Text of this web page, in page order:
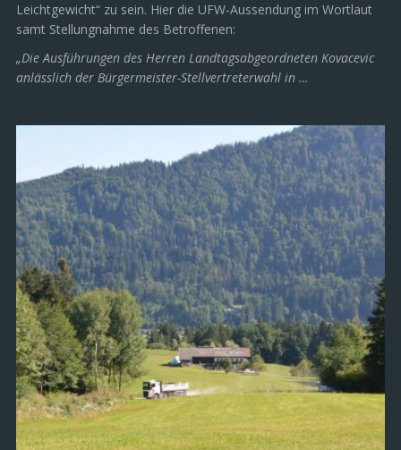
Leichtgewicht“ zu sein. Hier die UFW-Aussendung im Wortlaut
samt Stellungnahme des Betroffenen:
„Die Ausführungen des Herren Landtagsabgeordneten Kovacevic
anlässlich der Bürgermeister-Stellvertreterwahl in …